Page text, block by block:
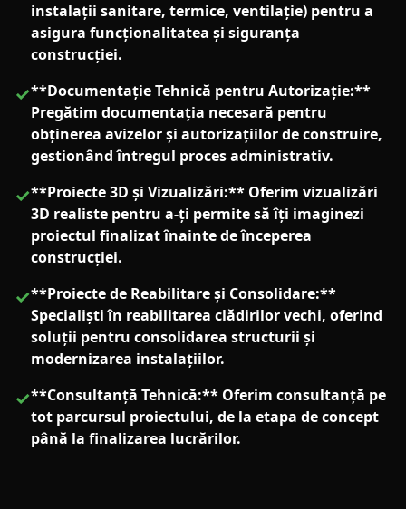
instalații sanitare, termice, ventilație) pentru a
asigura funcționalitatea și siguranța
construcției.
✓**Documentație Tehnică pentru Autorizație:**
Pregătim documentația necesară pentru
obținerea avizelor și autorizațiilor de construire,
gestionând întregul proces administrativ.
✓**Proiecte 3D și Vizualizări:** Oferim vizualizări
3D realiste pentru a-ți permite să îți imaginezi
proiectul finalizat înainte de începerea
construcției.
✓**Proiecte de Reabilitare și Consolidare:**
Specialiști în reabilitarea clădirilor vechi, oferind
soluții pentru consolidarea structurii și
modernizarea instalațiilor.
✓**Consultanță Tehnică:** Oferim consultanță pe
tot parcursul proiectului, de la etapa de concept
până la finalizarea lucrărilor.